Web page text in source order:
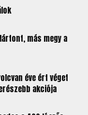
más megy a
éve ért véget
akciója